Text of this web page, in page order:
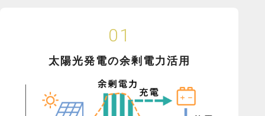
01
太陽光発電の余剰電力活用